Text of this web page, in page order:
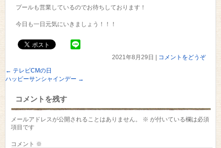
プールも営業しているのでお待ちしております！
今日も一日元気にいきましょう！！！
2021年8月29日
コメントをどうぞ
← テレビCMの日
ハッピーサンシャインデー →
コメントを残す
メールアドレスが公開されることはありません。 ※ が付いている欄は必須
項目です
コメント ※